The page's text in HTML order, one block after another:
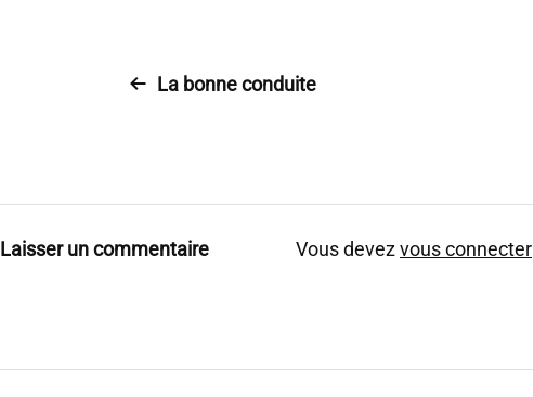
La bonne conduite
Laisser un commentaire Vous devezvous connecter